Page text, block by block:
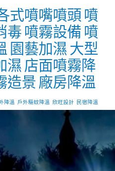
式噴嘴噴頭 噴
毒 噴霧設備 噴
園藝加濕 大型
濕 店面噴霧降
造景 廠房降溫
降溫 戶外驅蚊降溫 欣旺設計 民宿降溫